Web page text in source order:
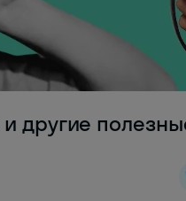
другие